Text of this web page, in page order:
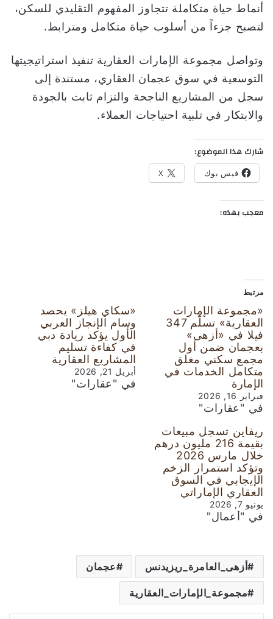
أنماط حياة متكاملة تتجاوز المفهوم التقليدي للسكن،
لتصبح جزءاً من أسلوب حياة متكامل ومترابط.
وتواصل مجموعة الإمارات العقارية تنفيذ استراتيجيتها
التوسعية في سوق عجمان العقاري، مستندة إلى
سجل من المشاريع الناجحة والتزام ثابت بالجودة
والابتكار في تلبية احتياجات العملاء.
شارك هذا الموضوع:
فيس بوك X
معجب بهذه:
مرتبط
«مجموعة الإمارات
العقارية» تسلّم 347
فيلا في «أزهى»
بعجمان ضمن أول
مجمع سكني مغلق
متكامل الخدمات في
الإمارة
فبراير 16, 2026
في "عقارات"
«سكاي هيلز» يحصد
وسام الإنجاز العربي
الأول يؤكد ريادة دبي
في كفاءة تسليم
المشاريع العقارية
أبريل 21, 2026
في "عقارات"
ريفاين تسجل مبيعات
بقيمة 216 مليون درهم
خلال مارس 2026
وتؤكد استمرار الزخم
الإيجابي في السوق
العقاري الإماراتي
يونيو 7, 2026
في "أعمال"
أزهى_العامرة_ريزيدنس عجمان
مجموعة_الإمارات_العقارية